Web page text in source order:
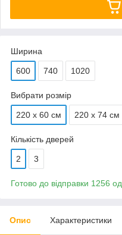
Ширина
600 740 1020
Вибрати розмір
220 х 60 см 220 х 74 см
Кількість дверей
2 3
Готово до відправки 1256 од.
Опис Характеристики